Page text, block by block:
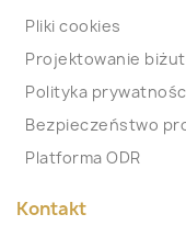
Pliki cookies
Projektowanie
Polityka
Bezpieczeństwo
Platforma ODR
Kontakt